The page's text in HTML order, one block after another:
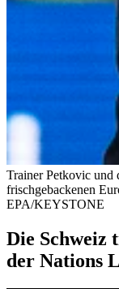
Trainer Petkovic und
frischgebackenen
EPA/KEYSTONE
Die
der Nations